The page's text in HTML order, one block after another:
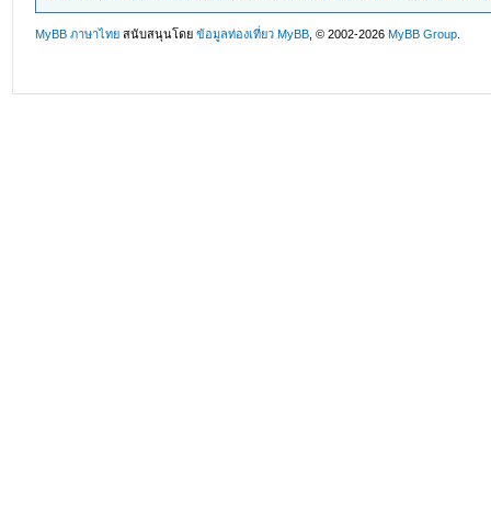
MyBB ภาษาไทย สนับสนุนโดยข้อมูลท่องเที่ยว MyBB , © 2002-2026MyBB Group